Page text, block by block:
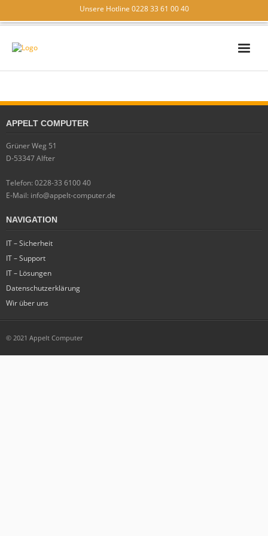
Unsere Hotline 0228 33 61 00 40
IT – SUPPORT
IT – LÖSUNGEN
WIR ÜBER UNS
APPELT COMPUTER
Grüner Weg 51
D-53347 Alfter
Telefon: 0228-33 6100 40
E-Mail: info@appelt-computer.de
NAVIGATION
IT – Sicherheit
IT – Support
IT – Lösungen
Datenschutzerklärung
Wir über uns
© 2021 Appelt Computer